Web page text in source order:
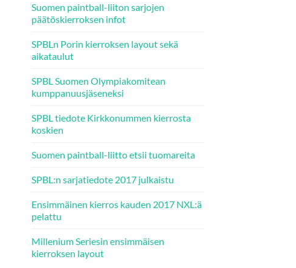
Suomen paintball-liiton sarjojen
päätöskierroksen infot
SPBLn Porin kierroksen layout sekä
aikataulut
SPBL Suomen Olympiakomitean
kumppanuusjäseneksi
SPBL tiedote Kirkkonummen kierrosta
koskien
Suomen paintball-liitto etsii tuomareita
SPBL:n sarjatiedote 2017 julkaistu
Ensimmäinen kierros kauden 2017 NXL:ä
pelattu
Millenium Seriesin ensimmäisen
kierroksen layout